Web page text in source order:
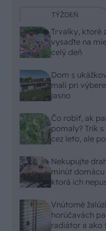
TÝŽDEŇ
Trvalky, ktoré
vysaďte na
celý deň
Dom s
mali pri
jasno
Čo robiť, ak
pomaly? Trik
cez leto, ale
Nekupujte
minút domácu
ktorá ich
Vnútorné
horúčavách
radiátor a ako